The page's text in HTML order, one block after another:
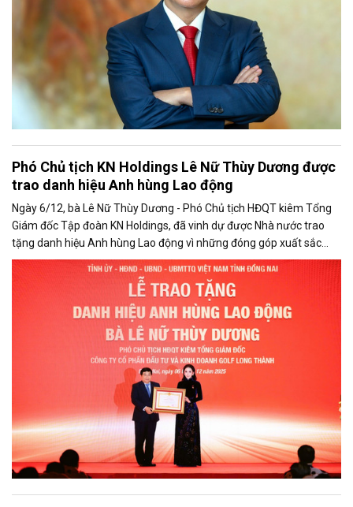
Phó Chủ tịch KN Holdings Lê Nữ Thùy Dương được
trao danh hiệu Anh hùng Lao động
Ngày 6/12, bà Lê Nữ Thùy Dương - Phó Chủ tịch HĐQT kiêm Tổng
Giám đốc Tập đoàn KN Holdings, đã vinh dự được Nhà nước trao
tặng danh hiệu Anh hùng Lao động vì những đóng góp xuất sắc
trong lĩnh vực sản xuất, kinh doanh gắn với trách nhiệm xã hội.